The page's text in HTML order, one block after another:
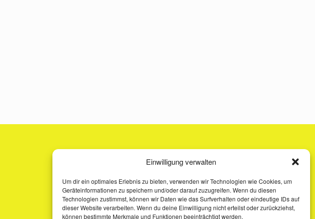
Einwilligung verwalten
Um dir ein optimales Erlebnis zu bieten, verwenden wir Technologien wie Cookies, um
Geräteinformationen zu speichern und/oder darauf zuzugreifen. Wenn du diesen
Technologien zustimmst, können wir Daten wie das Surfverhalten oder eindeutige IDs auf
dieser Website verarbeiten. Wenn du deine Einwilligung nicht erteilst oder zurückziehst,
können bestimmte Merkmale und Funktionen beeinträchtigt werden.